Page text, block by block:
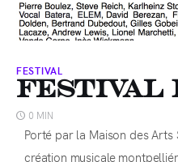
La base Alpha
FESTIVAL
Festival
0 MIN
Porté par la Maison des Arts
création musicale